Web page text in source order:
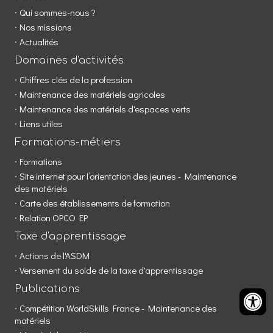
Qui sommes-nous ?
Nos missions
Actualités
Domaines d'activités
Chiffres clés de la profession
Maintenance des matériels agricoles
Maintenance des matériels d'espaces verts
Liens utiles
Formations-métiers
Formations
Site internet pour l’orientation des jeunes - Maintenance
des matériels
Carte des établissements de formation
Relation OPCO EP
Taxe d'apprentissage
Actions de l'ASDM
Versement du solde de la taxe d'apprentissage
Publications
Compétition WorldSkills France - Maintenance des
matériels